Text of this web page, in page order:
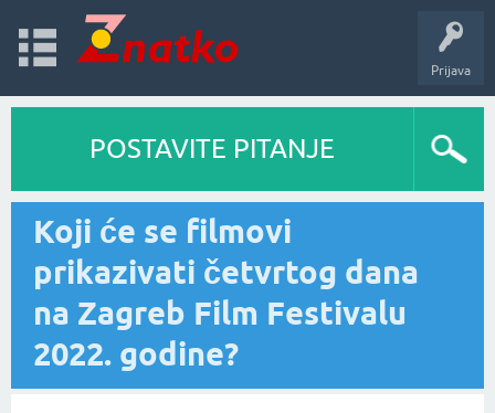
Prijava
POSTAVITE PITANJE
Koji će se filmovi
prikazivati četvrtog dana
na Zagreb Film Festivalu
2022. godine?